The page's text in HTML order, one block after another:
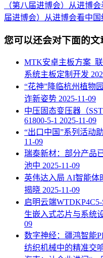
（第八届进博会）从进博
届进博会）从进博会看中国
您可以还会对下面的文
MTK安卓主板方案_
系统主板定制开发
“花神”降临杭州植物
诈新姿势 2025-11-09
中压固态变压器（
61800-5-1 2025-11-09
“出口中国”系列活动
11-09
瑞泰新材：部分产品
池中 2025-11-09
英伟达入局 AI智能体
揭晓 2025-11-09
启明云端
生嵌入式芯片与系统
09
数字神经：疆鸿智能
纺织机械中的精准交